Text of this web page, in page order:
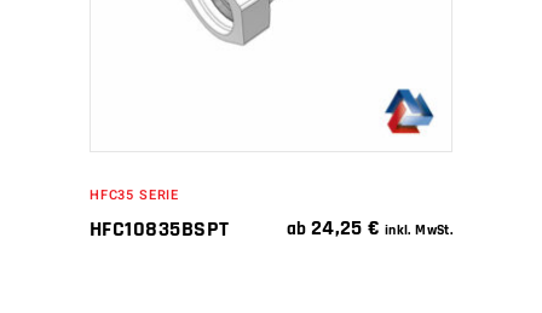
HFC35 SERIE
HFC10835BSPT ab 24,25€ inkl. MwSt.